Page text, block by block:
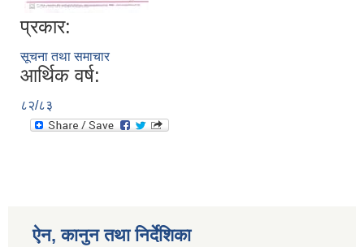
प्रकार:
सूचना तथा समाचार
आर्थिक वर्ष:
८२/८३
ऐन, कानुन तथा निर्देशिका